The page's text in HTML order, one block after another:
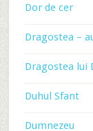
Dor de cer
Dragostea –
Dragostea lui
Duhul Sfant
Dumnezeu